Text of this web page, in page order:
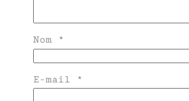
Nom *
E-mail *